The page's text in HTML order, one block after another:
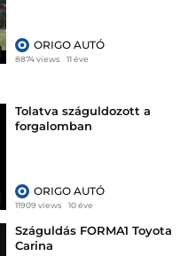
ORIGO AUTÓ
8874 views 11 éve
Tolatva száguldozott a
forgalomban
ORIGO AUTÓ
11909 views 10 éve
Száguldás FORMA1 Toyota
Carina